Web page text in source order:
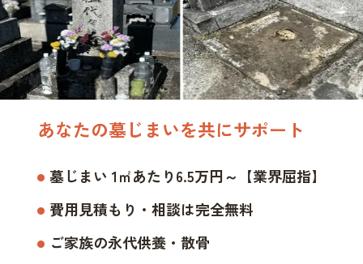
あなたの墓じまいを共にサポート
墓じまい 1㎡あたり6.5万円～【業界屈指】
費用見積もり・相談は完全無料
ご家族の永代供養・散骨